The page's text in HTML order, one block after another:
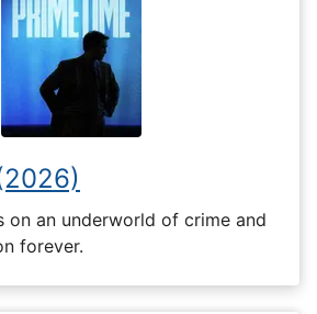
on an underworld of crime and
forever.